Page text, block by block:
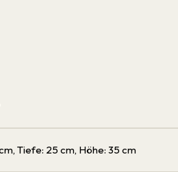
Tiefe: 25 cm, Höhe: 35 cm